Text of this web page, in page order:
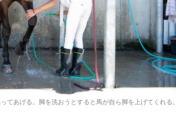
てあげる。脚を洗おうとすると馬が自ら脚を上げてくれる。